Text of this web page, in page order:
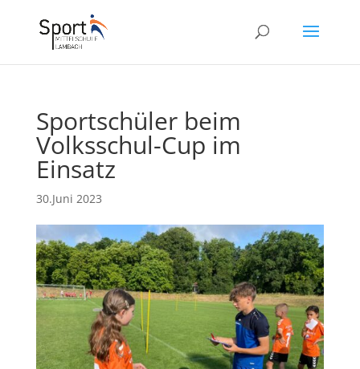
Sportschüler beim
Volksschul-Cup im
Einsatz
30.Juni 2023